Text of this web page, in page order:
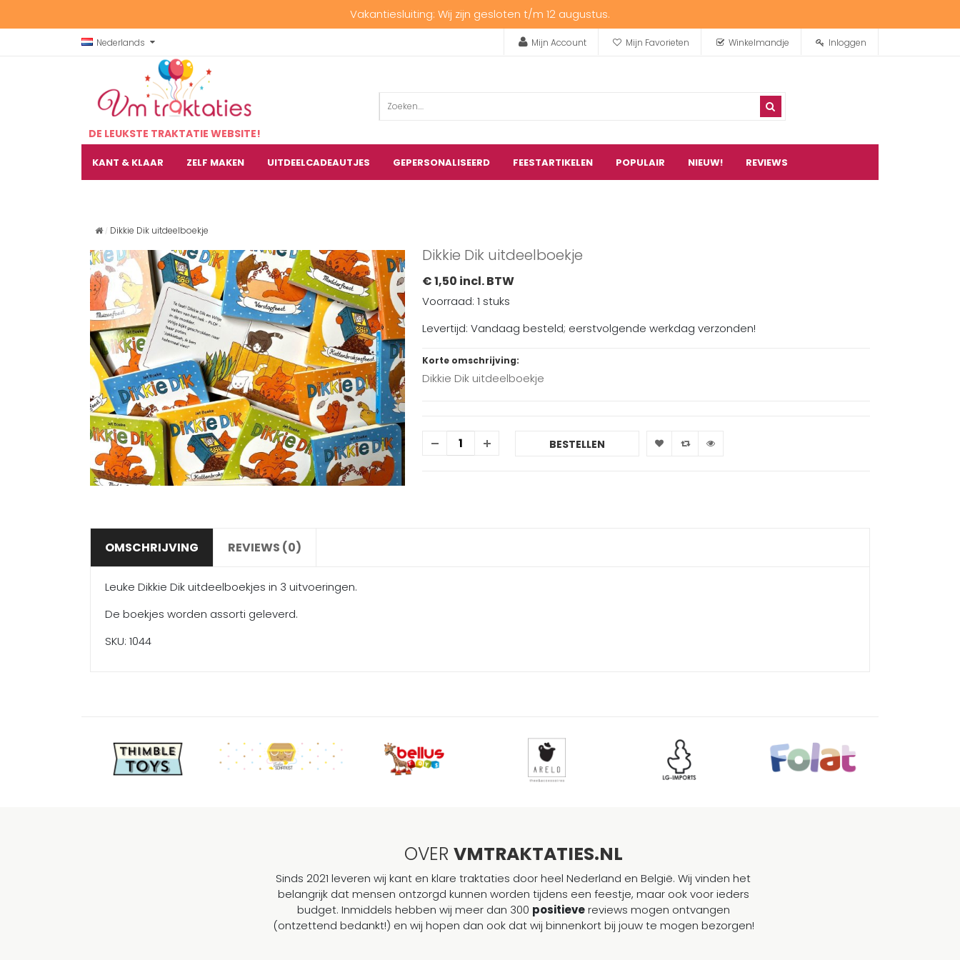
Vakantiesluiting: Wij zijn gesloten t/m 12 augustus.
Nederlands Mijn Account Mijn Favorieten Winkelmandje Inloggen
DE LEUKSTE TRAKTATIE WEBSITE!
KANT & KLAAR ZELF MAKEN UITDEELCADEAUTJES GEPERSONALISEERD FEESTARTIKELEN POPULAIR NIEUW! REVIEWS
Dikkie Dik uitdeelboekje
Dikkie Dik uitdeelboekje
€ 1,50 incl. BTW
Voorraad: 1 stuks
Levertijd: Vandaag besteld; eerstvolgende werkdag verzonden!
Korte omschrijving:
Dikkie Dik uitdeelboekje
BESTELLEN
OMSCHRIJVING REVIEWS (0)
Leuke Dikkie Dik uitdeelboekjes in 3 uitvoeringen.
De boekjes worden assorti geleverd.
SKU: 1044
OVER VMTRAKTATIES.NL
Sinds 2021 leveren wij kant en klare traktaties door heel Nederland en België. Wij vinden het
belangrijk dat mensen ontzorgd kunnen worden tijdens een feestje, maar ook voor ieders
budget. Inmiddels hebben wij meer dan 300 positievereviews mogen ontvangen
(ontzettend bedankt!) en wij hopen dan ook dat wij binnenkort bij jouw te mogen bezorgen!